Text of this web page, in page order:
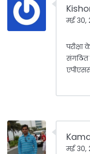
मई 30,
परीक्षा
संगठित
मई 30,